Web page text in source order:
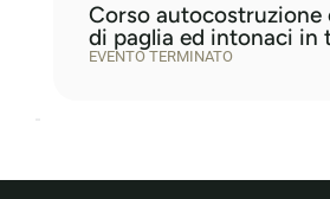
Corso autocostruzione
di paglia ed intonaci in
EVENTO TERMINATO